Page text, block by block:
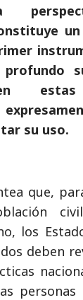
estas
su uso.
que,
los
deben
personas